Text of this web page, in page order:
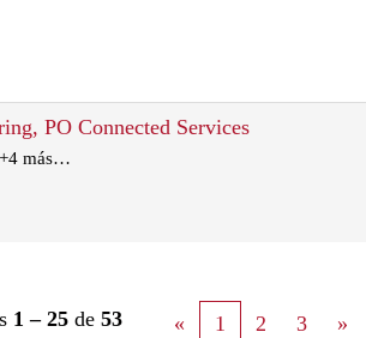
PO Connected Services
+4 más…
1 – 25 de 53 « 1 2 3 »